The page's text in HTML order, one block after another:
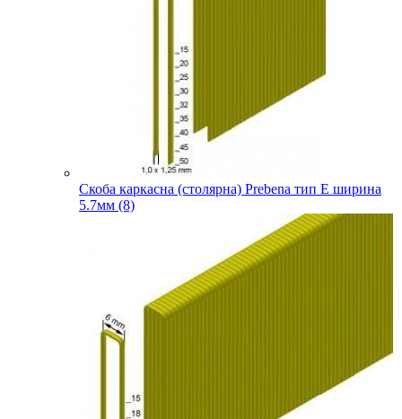
Скоба каркасна (столярна) Prebena тип E ширина
5.7мм (8)